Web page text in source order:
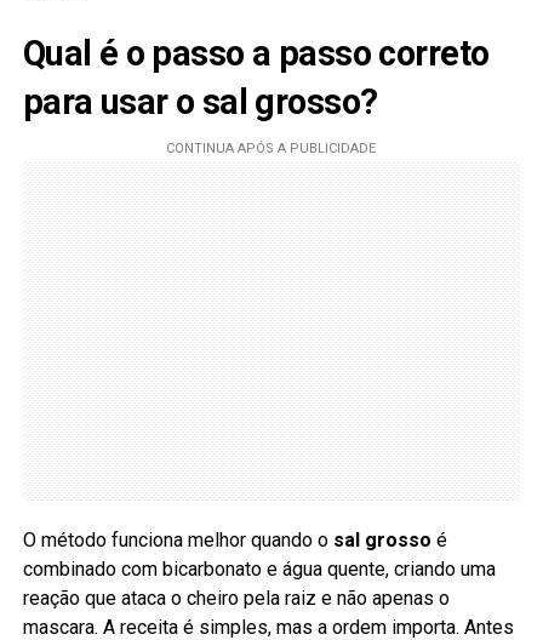
Qual é o passo a passo correto
para usar o sal grosso?
O método funciona melhor quando o sal grosso é
combinado com bicarbonato e água quente, criando uma
reação que ataca o cheiro pela raiz e não apenas o
mascara. A receita é simples, mas a ordem importa. Antes